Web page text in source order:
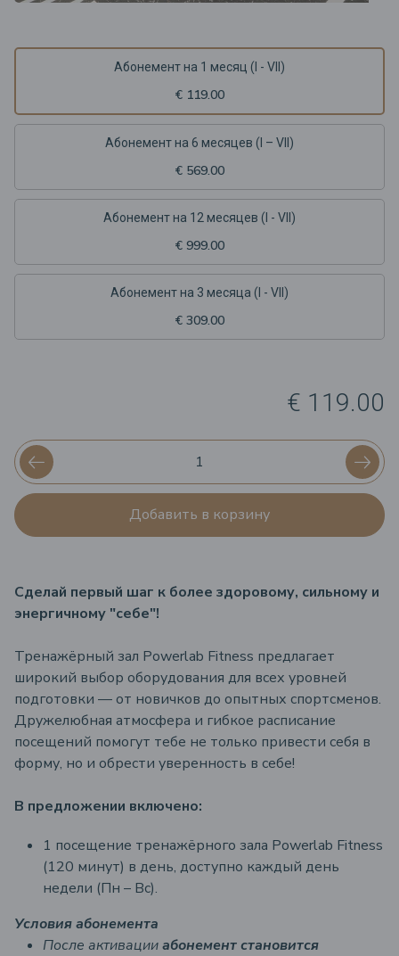
Абонемент на 1 месяц (I - VII)
€ 119.00
Абонемент на 6 месяцев (I – VII)
€ 569.00
Абонемент на 12 месяцев (I - VII)
€ 999.00
Абонемент на 3 месяца (I - VII)
€ 309.00
€ 119.00
Добавить в корзину
Сделай первый шаг к более здоровому, сильному и
энергичному "себе"!
Тренажёрный зал Powerlab Fitness предлагает
широкий выбор оборудования для всех уровней
подготовки — от новичков до опытных спортсменов.
Дружелюбная атмосфера и гибкое расписание
посещений помогут тебе не только привести себя в
форму, но и обрести уверенность в себе!
В предложении включено:
1 посещение тренажёрного зала Powerlab Fitness
(120 минут) в день, доступно каждый день
недели (Пн – Вс).
Условия абонементa
После активацииабонемент становится